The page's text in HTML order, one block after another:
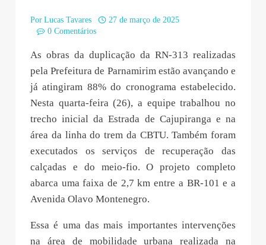
Por Lucas Tavares
27 de março de 2025
0 Comentários
As obras da duplicação da RN-313 realizadas
pela Prefeitura de Parnamirim estão avançando e
já atingiram 88% do cronograma estabelecido.
Nesta quarta-feira (26), a equipe trabalhou no
trecho inicial da Estrada de Cajupiranga e na
área da linha do trem da CBTU. Também foram
executados os serviços de recuperação das
calçadas e do meio-fio. O projeto completo
abarca uma faixa de 2,7 km entre a BR-101 e a
Avenida Olavo Montenegro.
Essa é uma das mais importantes intervenções
na área de mobilidade urbana realizada na